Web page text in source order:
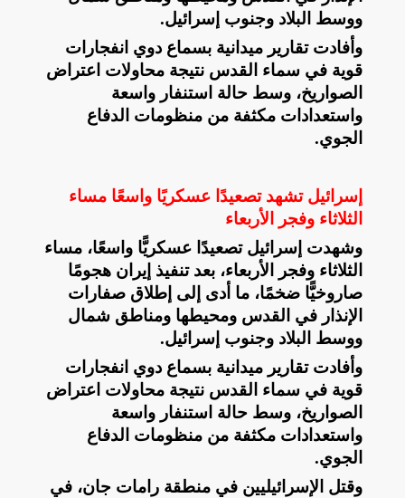
ووسط البلاد وجنوب إسرائيل.
وأفادت تقارير ميدانية بسماع دوي انفجارات
قوية في سماء القدس نتيجة محاولات اعتراض
الصواريخ، وسط حالة استنفار واسعة
واستعدادات مكثفة من منظومات الدفاع
الجوي.
إسرائيل تشهد تصعيدًا عسكريًا واسعًا مساء
الثلاثاء وفجر الأربعاء
وشهدت إسرائيل تصعيدًا عسكريًّا واسعًا، مساء
الثلاثاء وفجر الأربعاء، بعد تنفيذ إيران هجومًا
صاروخيًّا ضخمًا، ما أدى إلى إطلاق صفارات
الإنذار في القدس ومحيطها ومناطق شمال
ووسط البلاد وجنوب إسرائيل.
وأفادت تقارير ميدانية بسماع دوي انفجارات
قوية في سماء القدس نتيجة محاولات اعتراض
الصواريخ، وسط حالة استنفار واسعة
واستعدادات مكثفة من منظومات الدفاع
الجوي.
وقتل الإسرائيليين في منطقة رامات جان، في